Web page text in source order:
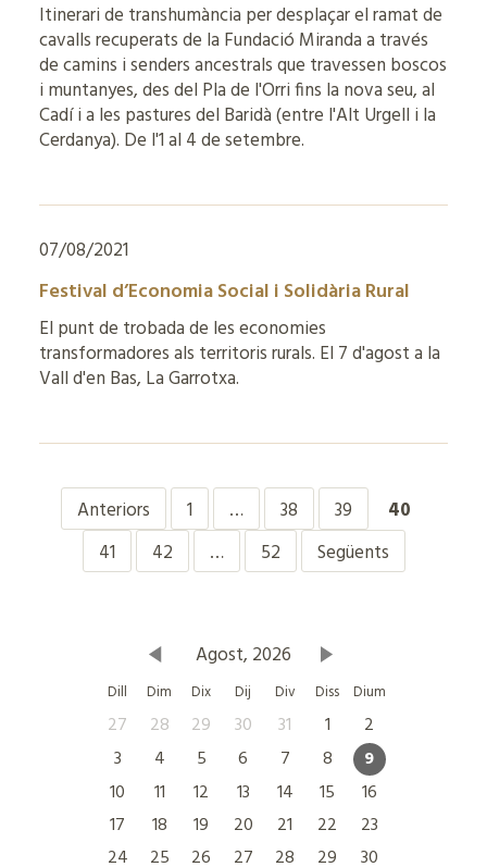
Itinerari de transhumància per desplaçar el ramat de
cavalls recuperats de la Fundació Miranda a través
de camins i senders ancestrals que travessen boscos
i muntanyes, des del Pla de l'Orri fins la nova seu, al
Cadí i a les pastures del Baridà (entre l'Alt Urgell i la
Cerdanya). De l'1 al 4 de setembre.
07/08/2021
Festival d’Economia Social i Solidària Rural
El punt de trobada de les economies
transformadores als territoris rurals. El 7 d'agost a la
Vall d'en Bas, La Garrotxa.
Anteriors 1 … 38 39
40
41
42 … 52 Següents
Agost, 2026
Dill Dim Dix Dij Div Diss Dium
27 28 29 30 31 1
2
3
4 5 6 7 8
9
10
11 12 13 14 15
16
17
18 19 20 21 22
23
24
25 26 27 28 29
30